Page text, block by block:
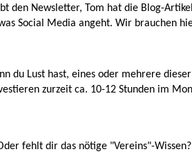
den Newsletter, Tom hat die Blog-
Social Media angeht. Wir brauchen
du Lust hast, eines oder mehrere
zurzeit ca. 10-12 Stunden im
fehlt dir das nötige "Vereins"-